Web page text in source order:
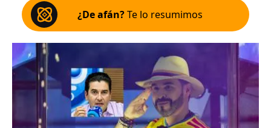
¿De afán?Te lo resumimos